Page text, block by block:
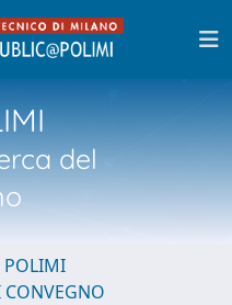
del